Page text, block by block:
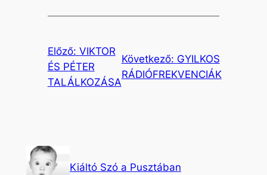
Előző: VIKTOR
ÉS PÉTER
TALÁLKOZÁSA
Következő: GYILKOS
RÁDIÓFREKVENCIÁK
Kiáltó Szó a Pusztában